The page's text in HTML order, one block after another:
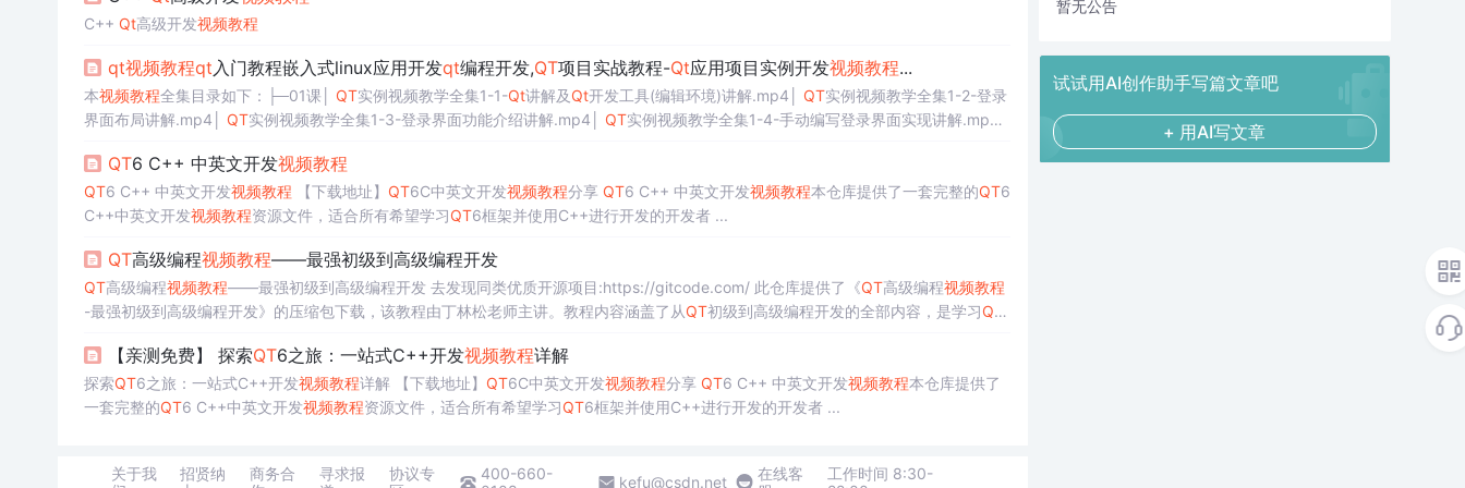
C++ Qt高级开发视频教程
qt视频教程qt入门教程嵌入式linux应用开发qt编程开发,QT项目实战教程-Qt应用项目实例开发视频教程...
本视频教程全集目录如下：├─01课│ QT实例视频教学全集1-1-Qt讲解及 Qt开发工具(编辑环境)讲解.mp4│ QT实例视频教学全集1-2-登录
界面布局讲解.mp4│ QT实例视频教学全集1-3-登录界面功能介绍讲解.mp4│ QT实例视频教学全集1-4-手动编写登录界面实现讲解.mp4│
QT6 C++ 中英文开发视频教程
QT6 C++ 中英文开发视频教程 【下载地址】 QT6C中英文开发视频教程分享 QT6 C++ 中英文开发视频教程本仓库提供了一套完整的QT6
C++中英文开发视频教程资源文件，适合所有希望学习QT 6框架并使用C++进行开发的开发者 ...
QT高级编程视频教程——最强初级到高级编程开发
QT高级编程视频教程——最强初级到高级编程开发 去发现同类优质开源项目:https://gitcode.com/ 此仓库提供了《QT高级编程视频教程
-最强初级到高级编程开发》的压缩包下载，该教程由丁林松老师主讲。教程内容涵盖了从QT初级到高级编程开发的全部内容，是学习QT
个视...【亲测免费】 探索QT6之旅：一站式C++开发视频教程详解
探索QT6之旅：一站式C++开发视频教程 详解 【下载地址】 QT6C中英文开发视频教程分享 QT6 C++ 中英文开发视频教程本仓库提供了
一套完整的QT6 C++中英文开发视频教程资源文件，适合所有希望学习QT 6框架并使用C++进行开发的开发者 ...
关于我
招贤纳
商务合
寻求报
协议专
400-660-
kefu@csdn.net
在线客
工作时间 8:30-
暂无公告
试试用AI创作助手写篇文章吧
+ 用AI写文章